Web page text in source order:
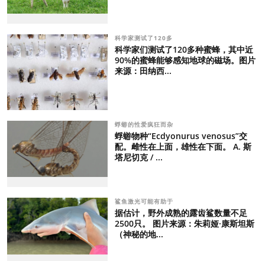
科学家测试了120多
科学家们测试了120多种蜜蜂，其中近
90%的蜜蜂能够感知地球的磁场。图片
来源：田纳西...
蜉蝣的性爱疯狂而杂
蜉蝣物种“Ecdyonurus venosus”交
配。雌性在上面，雄性在下面。 A. 斯
塔尼切克 / ...
鲨鱼激光可能有助于
据估计，野外成熟的露齿鲨数量不足
2500只。 图片来源：朱莉娅·康斯坦斯
（神秘的地...